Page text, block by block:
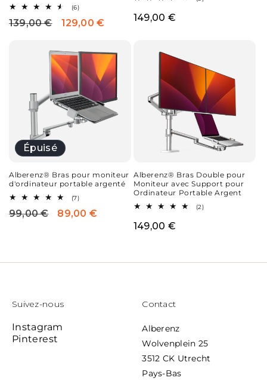
(6)6
des
Prix
139,00 €
Prix
129,00 €
Prix
149,00 €
Épuisé
Alberenz® Bras pour moniteur
d'ordinateur portable argenté
(7)7
des
Prix
99,00 €
Prix
89,00 €
Alberenz® Bras Double pour
Moniteur avec Support pour
Ordinateur Portable Argent
(2)2
Prix
149,00 €
Suivez-nous
Instagram
Pinterest
Contact
Alberenz
Wolvenplein 25
3512 CK Utrecht
Pays-Bas